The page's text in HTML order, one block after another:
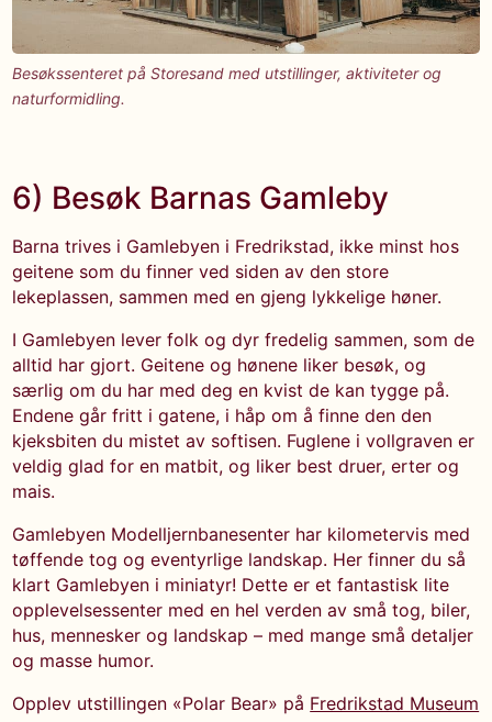
Besøkssenteret på Storesand med utstillinger, aktiviteter og
naturformidling.
6) Besøk Barnas Gamleby
Barna trives i Gamlebyen i Fredrikstad, ikke minst hos
geitene som du finner ved siden av den store
lekeplassen, sammen med en gjeng lykkelige høner.
I Gamlebyen lever folk og dyr fredelig sammen, som de
alltid har gjort. Geitene og hønene liker besøk, og
særlig om du har med deg en kvist de kan tygge på.
Endene går fritt i gatene, i håp om å finne den den
kjeksbiten du mistet av softisen. Fuglene i vollgraven er
veldig glad for en matbit, og liker best druer, erter og
mais.
Gamlebyen Modelljernbanesenter har kilometervis med
tøffende tog og eventyrlige landskap. Her finner du så
klart Gamlebyen i miniatyr! Dette er et fantastisk lite
opplevelsessenter med en hel verden av små tog, biler,
hus, mennesker og landskap – med mange små detaljer
og masse humor.
Opplev utstillingen «Polar Bear» på Fredrikstad Museum